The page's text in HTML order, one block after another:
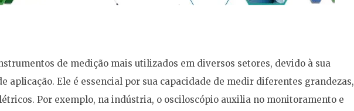
de medição mais utilizados em diversos setores, devido à sua
aplicação. Ele é essencial por sua capacidade de medir diferentes grandezas,
Por exemplo, na indústria, o osciloscópio auxilia no monitoramento e